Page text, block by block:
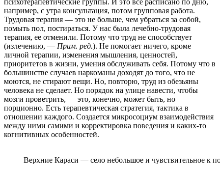
психотерапевтические группы. И это все расписано по дню,
например, с утра консультация, потом групповая работа.
Трудовая терапия — это не больше, чем убраться за собой,
помыть пол, постираться. У нас была лечебно-трудовая
терапия, ее отменили. Потому что труд не способствует
(излечению, — Прим. ред.). Не помогает ничего, кроме
личной терапии, изменения мышления, ценностей,
приоритетов в жизни, умения обслуживать себя. Потому что в
большинстве случаев наркоманы доходят до того, что не
моются, не стирают вещи. Но, повторю, труд из обезьяны
человека не сделает. Но порядок на улице навести, чтобы
мозги проветрить, — это, конечно, может быть, но
порционно. Есть терапевтическая стратегия, тактика в
отношении каждого. Создается микросоциум взаимодействия
между ними самими и корректировка поведения и каких-то
когнитивных особенностей.
Верхние Караси — село небольшое и чувствительное к